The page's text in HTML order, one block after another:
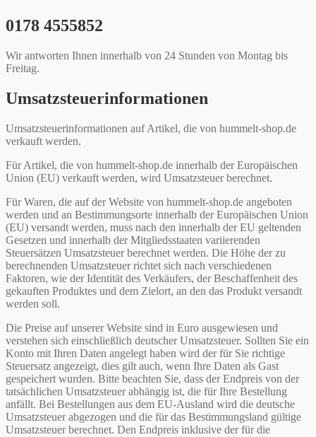
0178 4555852
Wir antworten Ihnen innerhalb von 24 Stunden von Montag bis
Freitag.
Umsatzsteuerinformationen
Umsatzsteuerinformationen auf Artikel, die von hummelt-shop.de
verkauft werden.
Für Artikel, die von hummelt-shop.de innerhalb der Europäischen
Union (EU) verkauft werden, wird Umsatzsteuer berechnet.
Für Waren, die auf der Website von hummelt-shop.de angeboten
werden und an Bestimmungsorte innerhalb der Europäischen Union
(EU) versandt werden, muss nach den innerhalb der EU geltenden
Gesetzen und innerhalb der Mitgliedsstaaten variierenden
Steuersätzen Umsatzsteuer berechnet werden. Die Höhe der zu
berechnenden Umsatzsteuer richtet sich nach verschiedenen
Faktoren, wie der Identität des Verkäufers, der Beschaffenheit des
gekauften Produktes und dem Zielort, an den das Produkt versandt
werden soll.
Die Preise auf unserer Website sind in Euro ausgewiesen und
verstehen sich einschließlich deutscher Umsatzsteuer. Sollten Sie ein
Konto mit Ihren Daten angelegt haben wird der für Sie richtige
Steuersatz angezeigt, dies gilt auch, wenn Ihre Daten als Gast
gespeichert wurden. Bitte beachten Sie, dass der Endpreis von der
tatsächlichen Umsatzsteuer abhängig ist, die für Ihre Bestellung
anfällt. Bei Bestellungen aus dem EU-Ausland wird die deutsche
Umsatzsteuer abgezogen und die für das Bestimmungsland gültige
Umsatzsteuer berechnet. Den Endpreis inklusive der für die